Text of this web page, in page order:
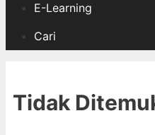
E-Learning
Cari
Tidak